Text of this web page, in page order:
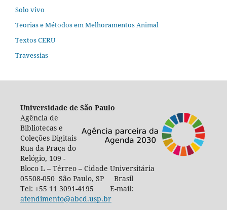
Solo vivo
Teorias e Métodos em Melhoramentos Animal
Textos CERU
Travessias
Universidade de São Paulo
Agência de
Bibliotecas e
Coleções Digitais
Rua da Praça do
Relógio, 109 -
Bloco L – Térreo – Cidade Universitária
05508-050 São Paulo, SP Brasil
Tel: +55 11 3091-4195 E-mail:
atendimento@abcd.usp.br